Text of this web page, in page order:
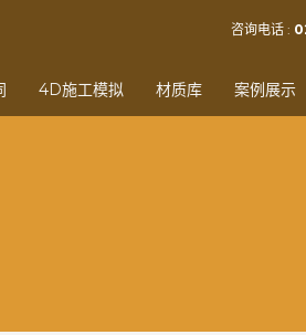
咨询电话 :
4D施工模拟 材质库 案例展示